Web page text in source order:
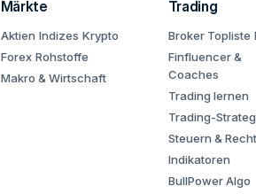
Märkte
Aktien Indizes Krypto
Forex Rohstoffe
Makro & Wirtschaft
Trading
Broker Topliste
Finfluencer &
Coaches
Trading lernen
Trading-
Steuern & Recht
Indikatoren
BullPower Algo